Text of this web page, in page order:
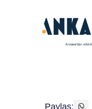
Paylaş: